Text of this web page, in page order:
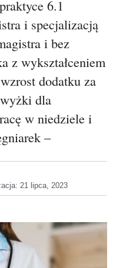
6.1
i specjalizacją
i bez
z wykształceniem
dodatku za
dla
w niedziele i
–
21 lipca, 2023